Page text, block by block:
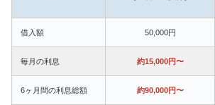
借入額 50,000円
毎月の利息 約15,000円〜
6ヶ月間の利息総額 約90,000円〜